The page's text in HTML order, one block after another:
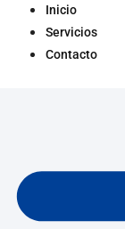
Inicio
Servicios
Contacto